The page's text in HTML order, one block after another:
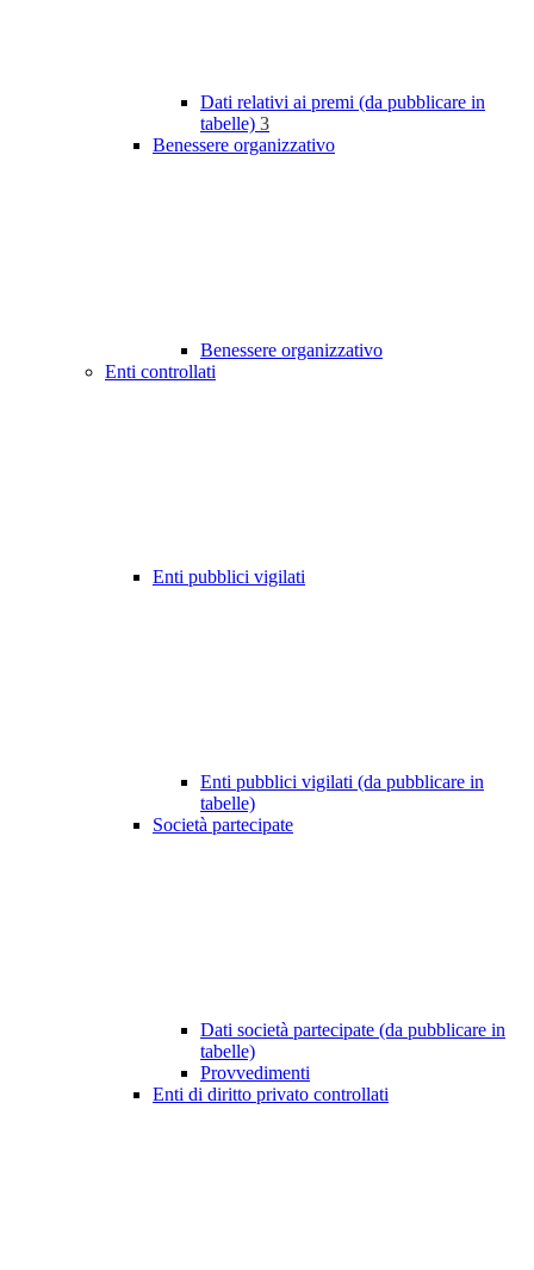
Dati relativi ai premi (da pubblicare in
tabelle) 3
Benessere organizzativo
Benessere organizzativo
Enti controllati
Enti pubblici vigilati
Enti pubblici vigilati (da pubblicare in
tabelle)
Società partecipate
Dati società partecipate (da pubblicare in
tabelle)
Provvedimenti
Enti di diritto privato controllati